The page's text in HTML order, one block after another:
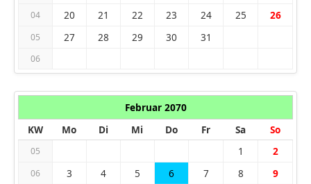
04 20 21 22 23 24 25 26
05 27 28 29 30 31
06
Februar 2070
KW
Mo Di Mi Do Fr Sa So
05 1 2
06 3 4 5 6 7 8 9